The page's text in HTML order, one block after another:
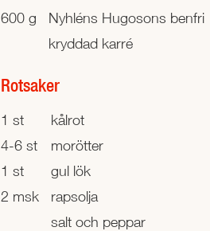
600 g
Nyhléns Hugosons benfri
kryddad karré
Rotsaker
1 st
kålrot
4-6 st
morötter
1 st
gul lök
2 msk
rapsolja
salt och peppar